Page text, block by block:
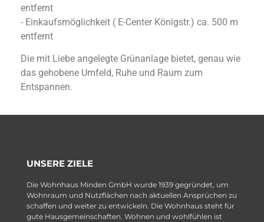
entfernt
- Einkaufsmöglichkeit ( E-Center Königstr.) ca. 500 m
entfernt
Die mit Liebe angelegte Grünanlage bietet, genau wie
das gehobene Umfeld, Ruhe und Raum zum
Entspannen.
UNSERE ZIELE
Die Wohnhaus Minden GmbH wurde 1939 gegründet, um
Wohnraum und Nutzflächen nach aktuellen Ansprüchen zu
schaffen und weiter zu entwickeln. Die Wohnhaus steht für
gute Hausgemeinschaften. Wohnen und wohlfühlen ist